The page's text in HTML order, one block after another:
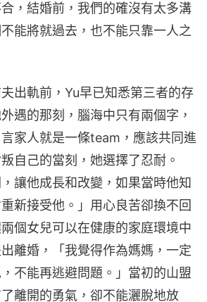
，結婚前，我們的確沒有太多溝
能將就過去，也不能只靠一人之
出軌前，Yu早已知悉第三者的存
遇的那刻，腦海中只有兩個字，
家人就是一條team，應該共同進
自己的當刻，她選擇了忍耐。
，讓他成長和改變，如果當時他知
新接受他。」用心良苦卻換不回
個女兒可以在健康的家庭環境中
離婚，「我覺得作為媽媽，一定
不能再逃避問題。」當初的山盟
離開的勇氣，卻不能灑脫地放